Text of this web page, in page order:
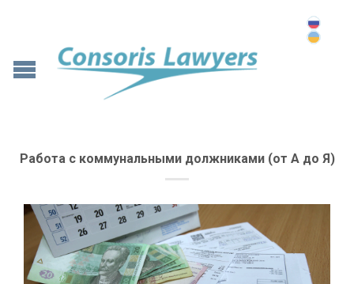
Работа с коммунальными должниками (от А до Я)